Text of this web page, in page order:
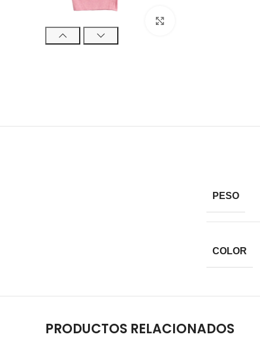
PESO
COLOR
PRODUCTOS RELACIONADOS